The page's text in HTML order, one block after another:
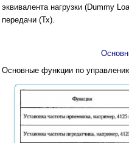
эквивалента нагрузки (Dummy
передачи (Тх).
Основные функции по